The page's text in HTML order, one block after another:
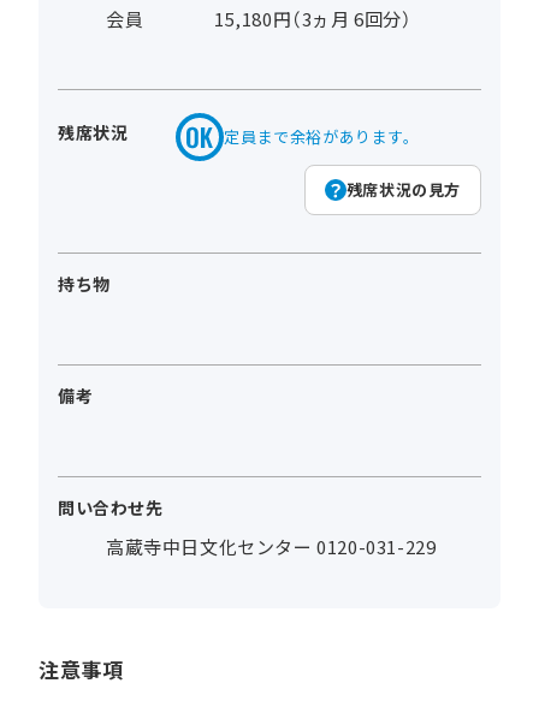
会員 15,180円（3ヵ月 6回分）
残席状況 定員まで余裕があります。
残席状況の見方
持ち物
備考
問い合わせ先
高蔵寺中日文化センター 0120-031-229
注意事項